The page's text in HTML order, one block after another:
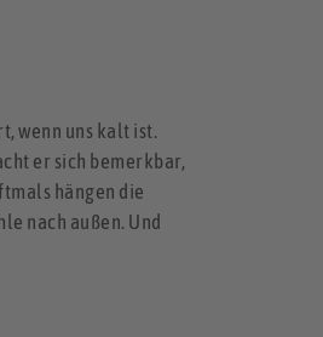
wenn uns kalt ist.
er sich bemerkbar,
hängen die
nach außen. Und